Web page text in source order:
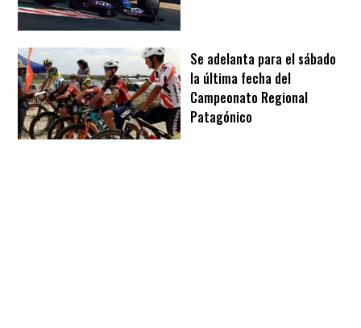
Se adelanta para el sábado
la última fecha del
Campeonato Regional
Patagónico